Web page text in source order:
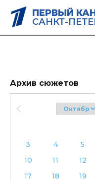
ПЕРВЫЙ
САНКТ-
Архив сюжетов
3
4 5
10
11 12
17
18 19